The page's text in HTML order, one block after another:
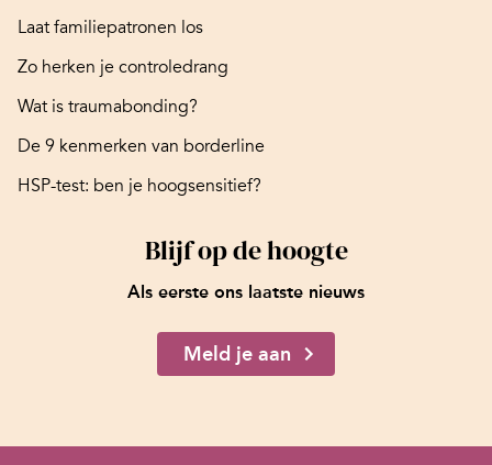
Laat familiepatronen los
Zo herken je controledrang
Wat is traumabonding?
De 9 kenmerken van borderline
HSP-test: ben je hoogsensitief?
Blijf op de hoogte
Als eerste ons laatste nieuws
Meld je aan